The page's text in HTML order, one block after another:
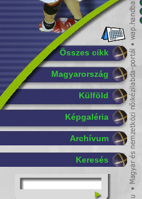
Összes cikk
Magyarország
Külföld
Képgaléria
Archívum
Keresés